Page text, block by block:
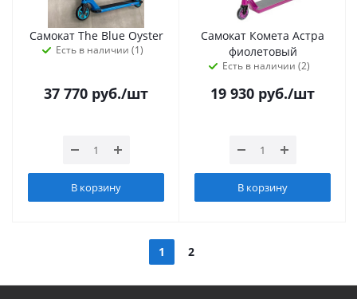
Самокат The Blue Oyster
Есть в наличии (1)
37 770 руб./шт
В корзину
Самокат Комета Астра
фиолетовый
Есть в наличии (2)
19 930 руб./шт
В корзину
1 2